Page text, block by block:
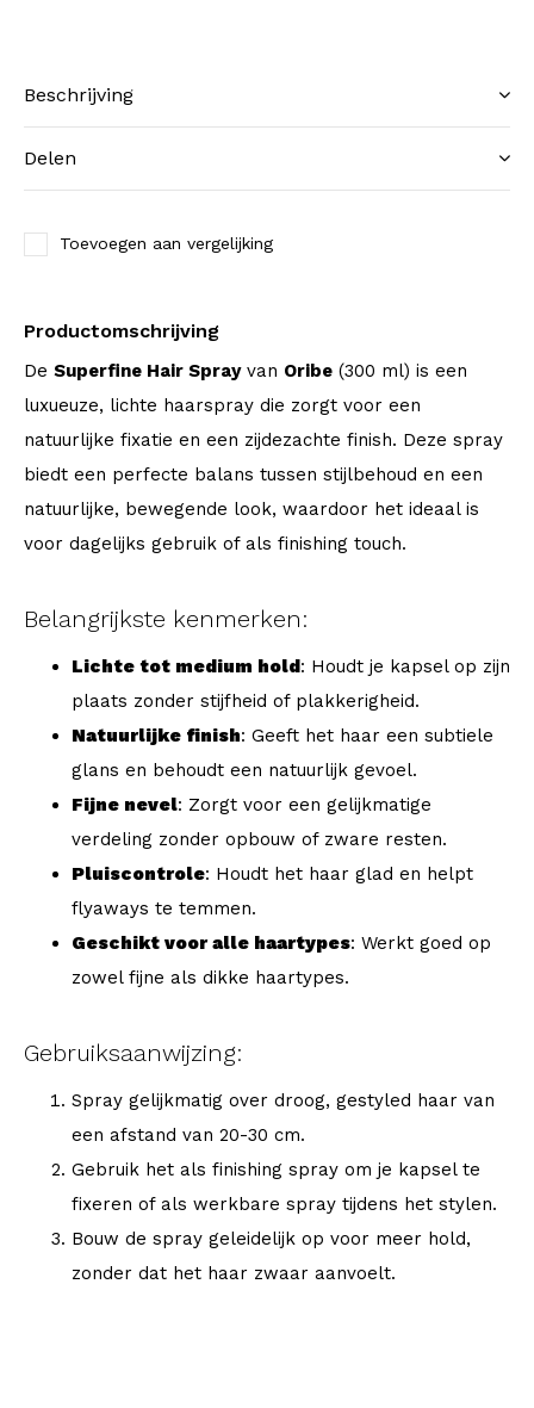
Beschrijving
Delen
Toevoegen aan vergelijking
Productomschrijving
De Superfine Hair Sprayvan Oribe (300 ml) is een
luxueuze, lichte haarspray die zorgt voor een
natuurlijke fixatie en een zijdezachte finish. Deze spray
biedt een perfecte balans tussen stijlbehoud en een
natuurlijke, bewegende look, waardoor het ideaal is
voor dagelijks gebruik of als finishing touch.
Belangrijkste kenmerken:
Lichte tot medium hold: Houdt je kapsel op zijn
plaats zonder stijfheid of plakkerigheid.
Natuurlijke finish: Geeft het haar een subtiele
glans en behoudt een natuurlijk gevoel.
Fijne nevel: Zorgt voor een gelijkmatige
verdeling zonder opbouw of zware resten.
Pluiscontrole: Houdt het haar glad en helpt
flyaways te temmen.
Geschikt voor alle haartypes: Werkt goed op
zowel fijne als dikke haartypes.
Gebruiksaanwijzing:
Spray gelijkmatig over droog, gestyled haar van
een afstand van 20-30 cm.
Gebruik het als finishing spray om je kapsel te
fixeren of als werkbare spray tijdens het stylen.
Bouw de spray geleidelijk op voor meer hold,
zonder dat het haar zwaar aanvoelt.